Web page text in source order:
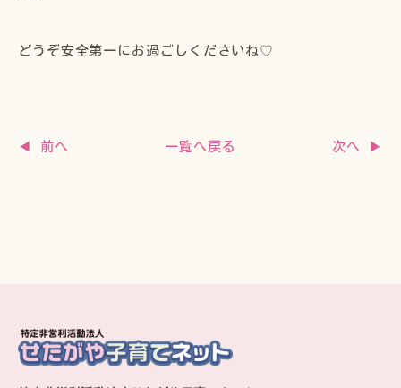
どうぞ安全第一にお過ごしくださいね♡
◀ 前へ 次へ ▶
一覧へ戻る